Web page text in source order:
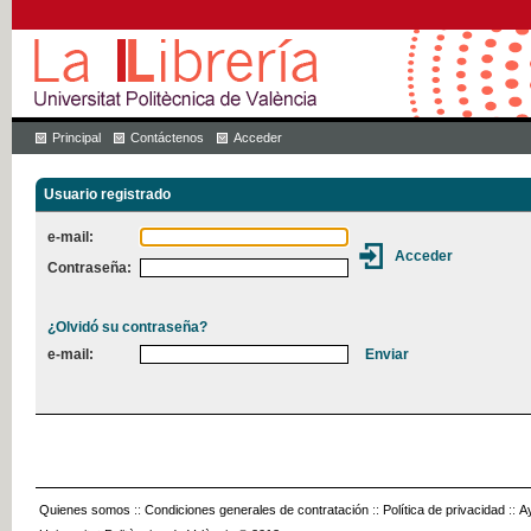
Principal Contáctenos Acceder
Usuario registrado
e-mail:
Contraseña:
¿Olvidó su contraseña?
e-mail:
Quienes somos :: Condiciones generales de contratación :: Política de privacidad ::